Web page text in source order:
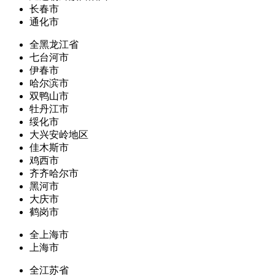
长春市
通化市
全黑龙江省
七台河市
伊春市
哈尔滨市
双鸭山市
牡丹江市
绥化市
大兴安岭地区
佳木斯市
鸡西市
齐齐哈尔市
黑河市
大庆市
鹤岗市
全上海市
上海市
全江苏省